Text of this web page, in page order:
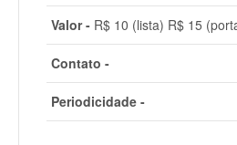
Valor - R$ 10 (lista) R$ 15
Contato -
Periodicidade -